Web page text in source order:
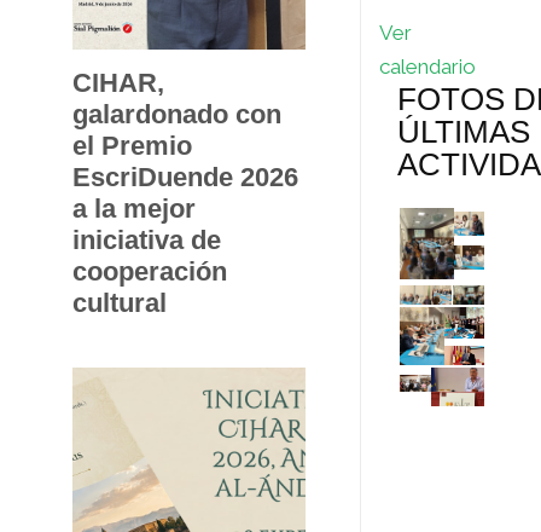
CIHAR,
galardonado con
el Premio
EscriDuende 2026
a la mejor
iniciativa de
cooperación
cultural
Ver
calendario
FOTOS
ÚLTIMAS